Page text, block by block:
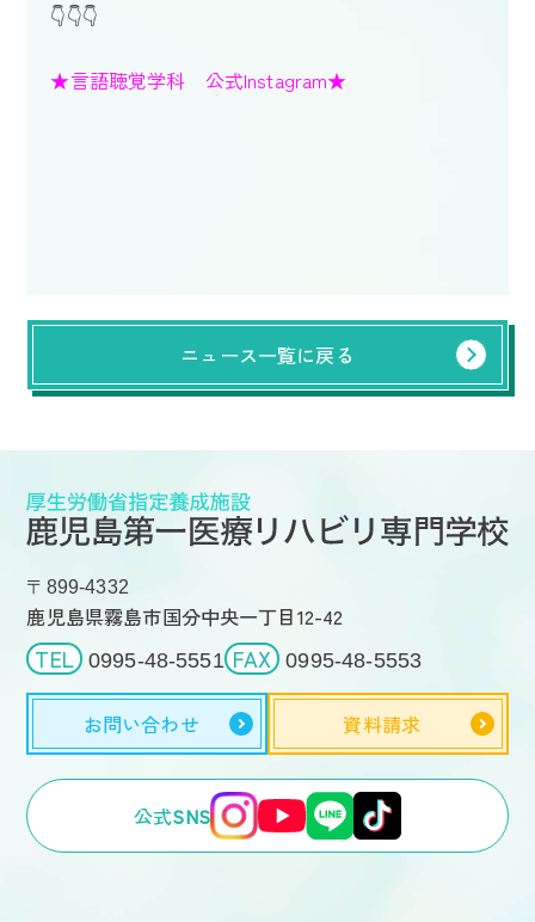
👇👇👇
★言語聴覚学科 公式Instagram★
ニュース一覧に戻る
〒899-4332
鹿児島県霧島市国分中央一丁目12-42
TEL 0995-48-5551 FAX 0995-48-5553
お問い合わせ 資料請求
公式SNS